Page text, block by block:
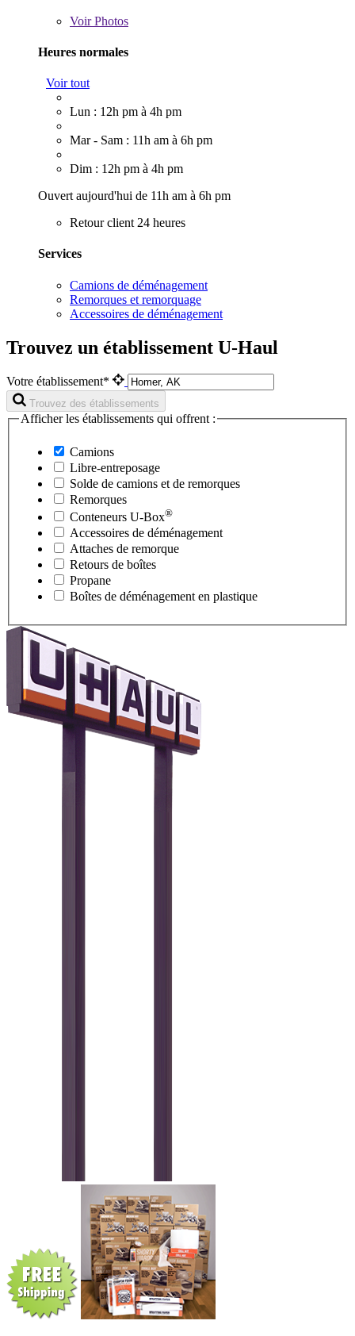
VoirPhotos
Heures normales
Voir tout
Lun : 12h pm à 4h pm
Mar - Sam : 11h am à 6h pm
Dim : 12h pm à 4h pm
Ouvert aujourd'hui de 11h am à 6h pm
Retour client 24 heures
Services
Camions de déménagement
Remorques et remorquage
Accessoires de déménagement
Trouvez un établissement U-Haul
Votre établissement*
Trouvez des établissements
Afficher les établissements qui offrent :
Camions
Libre-entreposage
Solde de camions et de remorques
Remorques
Conteneurs U-Box®
Accessoires de déménagement
Attaches de remorque
Retours de boîtes
Propane
Boîtes de déménagement en plastique